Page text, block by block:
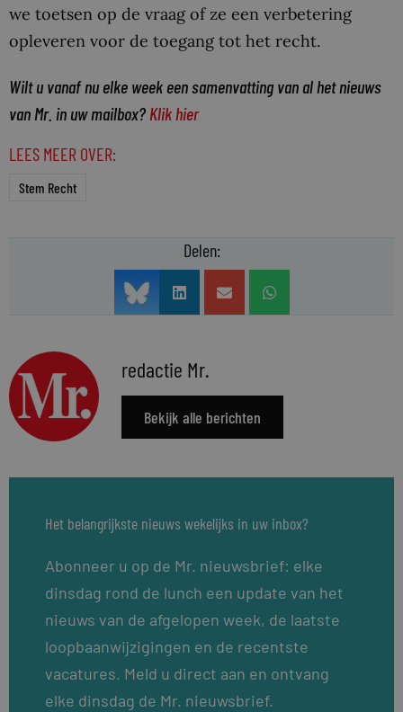
we toetsen op de vraag of ze een verbetering
opleveren voor de toegang tot het recht.
Wilt u vanaf nu elke week een samenvatting van al het nieuws
van Mr. in uw mailbox? Klik hier
LEES MEER OVER:
Stem Recht
Delen:
redactie Mr.
Bekijk alle berichten
Het belangrijkste nieuws wekelijks in uw inbox?
Abonneer u op de Mr. nieuwsbrief: elke
dinsdag rond de lunch een update van het
nieuws van de afgelopen week, de laatste
loopbaanwijzigingen en de recentste
vacatures. Meld u direct aan en ontvang
elke dinsdag de Mr. nieuwsbrief.